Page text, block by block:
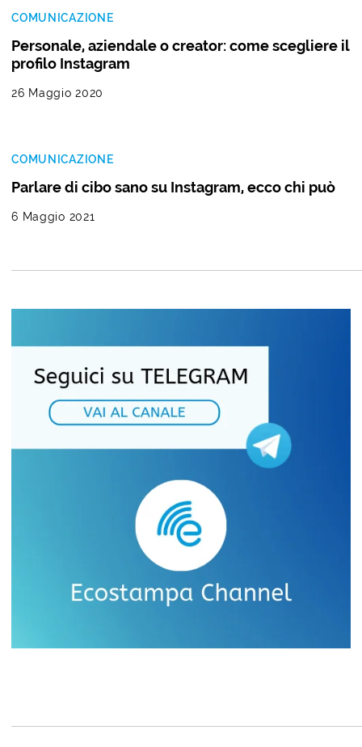
COMUNICAZIONE
Personale, aziendale o creator: come scegliere il
profilo Instagram
26 Maggio 2020
COMUNICAZIONE
Parlare di cibo sano su Instagram, ecco chi può
6 Maggio 2021